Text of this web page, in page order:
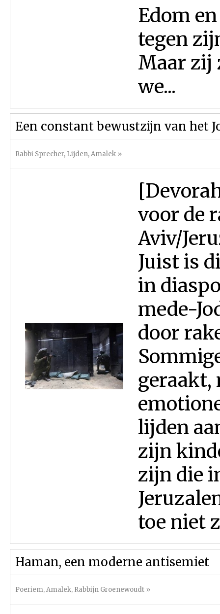
Edom
tegen
Maar zij
we...
Een constant bewustzijn van het
Rabbi Sprecher, Lijden,Amalek »
voor de
Aviv/
Juist is
in
mede-
door
geraakt,
lijden
zijn
zijn die
toe niet
Haman, een moderne antisemiet
Poeriem,Amalek, Rabbijn Groenewoudt »